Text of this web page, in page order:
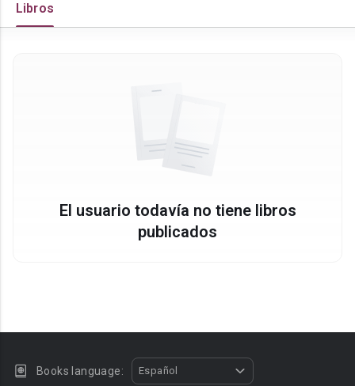
Libros
El usuario todavía no tiene libros
publicados
Books language: Español